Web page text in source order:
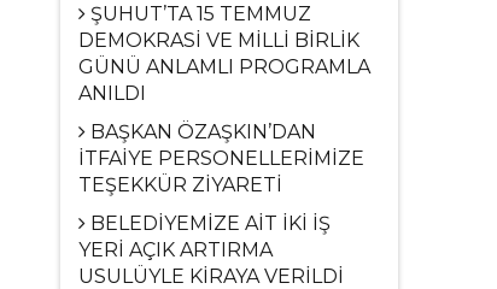
ŞUHUT’TA 15 TEMMUZ
DEMOKRASİ VE MİLLİ BİRLİK
GÜNÜ ANLAMLI PROGRAMLA
ANILDI
BAŞKAN ÖZAŞKIN’DAN
İTFAİYE PERSONELLERİMİZE
TEŞEKKÜR ZİYARETİ
BELEDİYEMİZE AİT İKİ İŞ
YERİ AÇIK ARTIRMA
USULÜYLE KİRAYA VERİLDİ